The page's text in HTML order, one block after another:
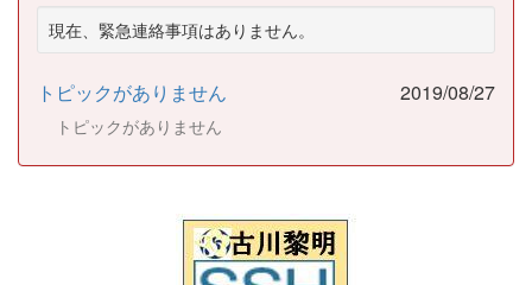
現在、緊急連絡事項はありません。
トピックがありません 2019/08/27
トピックがありません